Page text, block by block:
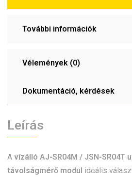
További információk
Vélemények (0)
Dokumentáció, kérdések
Leírás
A vízálló AJ-SR04M / JSN-SR04T
távolságmérő modul ideális